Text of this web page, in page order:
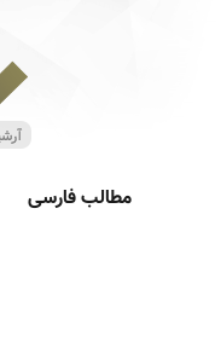
مطالب فارسی